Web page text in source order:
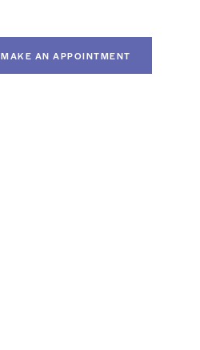
MAKE AN APPOINTMENT